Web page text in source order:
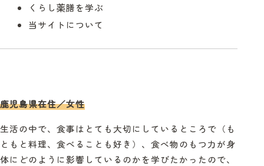
くらし薬膳を学ぶ
当サイトについて
鹿児島県在住／女性
生活の中で、食事はとても大切にしているところで（も
ともと料理、食べることも好き）、食べ物のもつ力が身
体にどのように影響しているのかを学びたかったので、